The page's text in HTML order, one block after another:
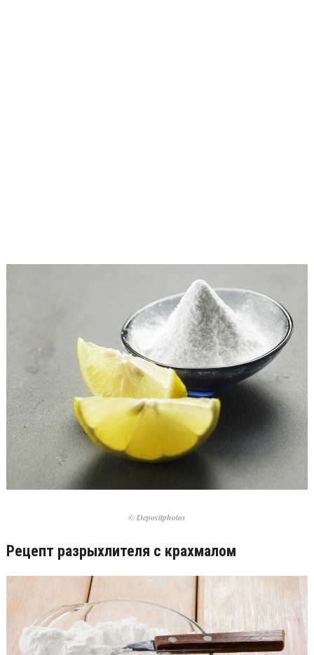
© Depositphotos
Рецепт разрыхлителя с крахмалом